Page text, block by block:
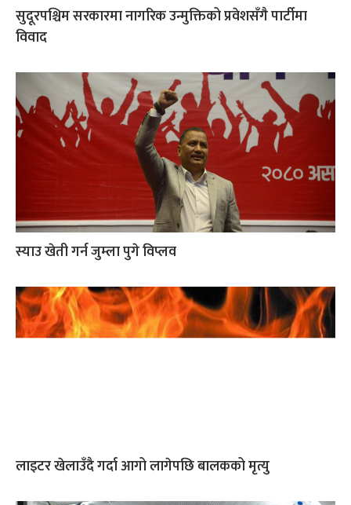
सुदूरपश्चिम सरकारमा नागरिक उन्मुक्तिको प्रवेशसँगै पार्टीमा
विवाद
स्याउ खेती गर्न जुम्ला पुगे विप्लव
लाइटर खेलाउँदै गर्दा आगो लागेपछि बालकको मृत्यु